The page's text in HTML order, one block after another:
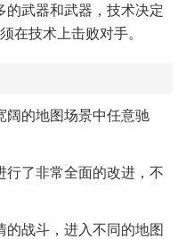
的武器和武器，技术决定
在技术上击败对手。
阔的地图场景中任意驰
行了非常全面的改进，不
战斗，进入不同的地图